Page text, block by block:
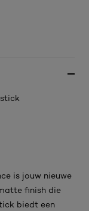
is jouw nieuwe
finish die
biedt een